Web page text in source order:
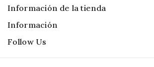
Información de la tienda
Información
Follow Us